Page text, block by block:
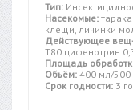
Тип:
Насекомые:
клещи, личинки
Действующее
T80 цифенотрин
Площадь
Объём: 400 мл/500
Срок годности: 3